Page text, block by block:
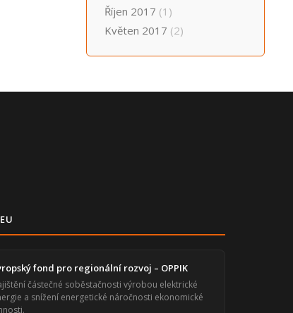
Říjen 2017 (1)
Květen 2017 (2)
fond pro regionální rozvoj – OPPIK
částečné soběstačnosti výrobou elektrické
a snížení energetické náročnosti ekonomické